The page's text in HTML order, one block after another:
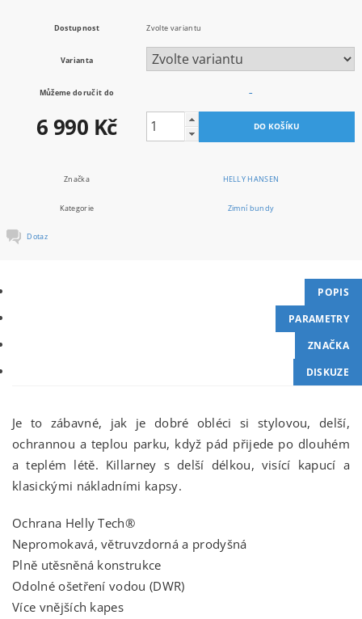
Dostupnost Zvolte variantu
Varianta
Můžeme doručit do –
6 990 Kč
Značka HELLY HANSEN
Kategorie Zimní bundy
Dotaz
POPIS
PARAMETRY
ZNAČKA
DISKUZE
Je to zábavné, jak je dobré obléci si stylovou, delší,
ochrannou a teplou parku, když pád přijede po dlouhém
a teplém létě. Killarney s delší délkou, visící kapucí a
klasickými nákladními kapsy.
Ochrana Helly Tech®
Nepromokavá, větruvzdorná a prodyšná
Plně utěsněná konstrukce
Odolné ošetření vodou (DWR)
Více vnějších kapes